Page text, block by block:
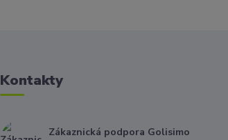
Kontakty
Zákaznická podpora Golisimo